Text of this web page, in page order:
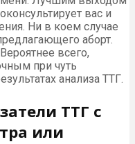
вас и
Ни в коем случае
аборт.
всего,
при чуть
анализа ТТГ.
ТТГ с
или